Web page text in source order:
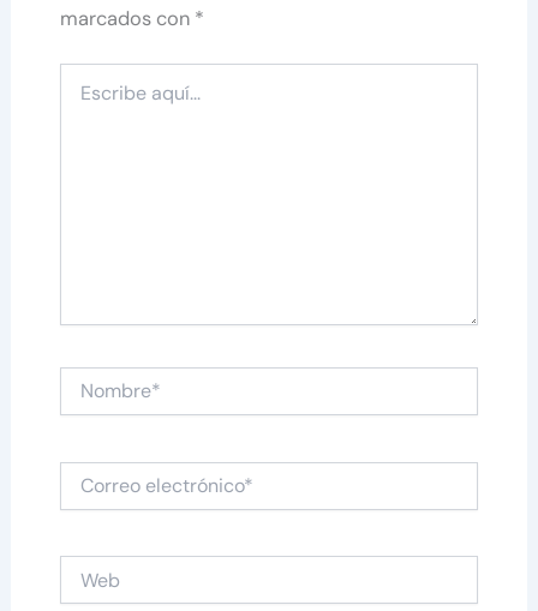
marcados con *
aquí...
Nombre*
Correo
electrónico*